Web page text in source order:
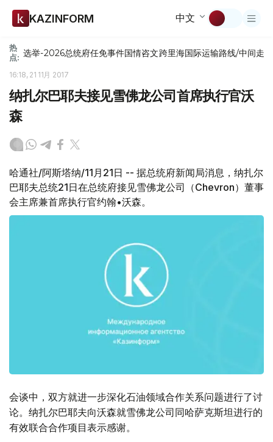
KAZINFORM 中文
热
点: 选举-2026总统府任免事件国情咨文跨里海国际运输路线/中间走廊
16:18, 21 11月 2017
纳扎尔巴耶夫接见雪佛龙公司首席执行官沃
森
哈通社/阿斯塔纳/11月21日 -- 据总统府新闻局消息，纳扎尔
巴耶夫总统21日在总统府接见雪佛龙公司（Chevron）董事
会主席兼首席执行官约翰•沃森。
会谈中，双方就进一步深化石油领域合作关系问题进行了讨
论。纳扎尔巴耶夫向沃森就雪佛龙公司同哈萨克斯坦进行的
有效联合合作项目表示感谢。